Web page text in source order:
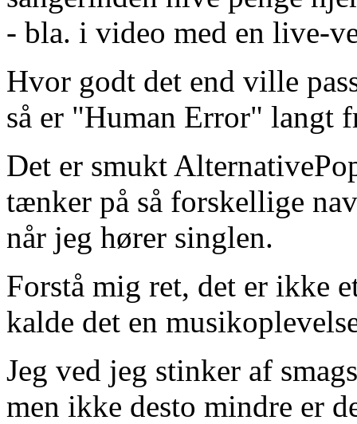
- bla. i video med en live-
Hvor godt det end ville
så er "Human Error" langt
Det er smukt
tænker på så forskellige
når jeg hører singlen.
Forstå mig ret, det er ikke
kalde det en
Jeg ved jeg stinker af
men ikke desto mindre er